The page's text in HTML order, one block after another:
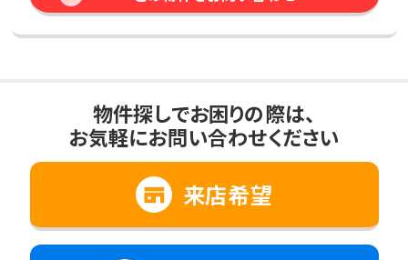
物件探しでお困りの際は、
お気軽にお問い合わせください
来店希望